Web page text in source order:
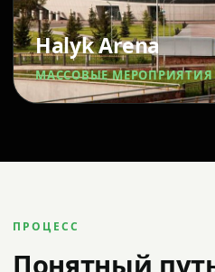
Halyk Arena
МАССОВЫЕ МЕРОПРИЯТИЯ
ПРОЦЕСС
Понятный